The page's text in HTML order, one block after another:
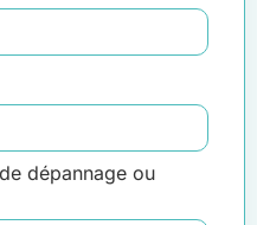
dépannage ou